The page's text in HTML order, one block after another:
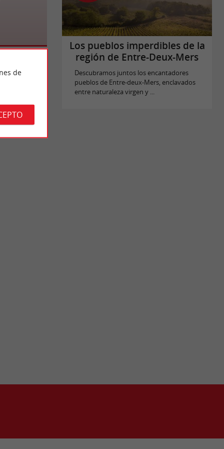
Los pueblos imperdibles de la
región de Entre-Deux-Mers
Descubramos juntos los encantadores
pueblos de Entre-deux-Mers, enclavados
entre naturaleza virgen y ...
de